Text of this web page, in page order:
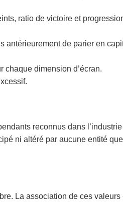
ratio de victoire et
antérieurement de parier en
chaque dimension d’écran.
reconnus dans
ni altéré par aucune entité
La association de ces valeurs